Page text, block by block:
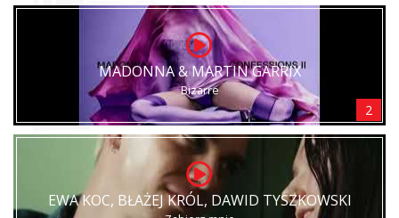
MADONNA & MARTIN GARRIX
Bizarre
2
EWA KOC, BŁAŻEJ KRÓL, DAWID TYSZKOWSKI